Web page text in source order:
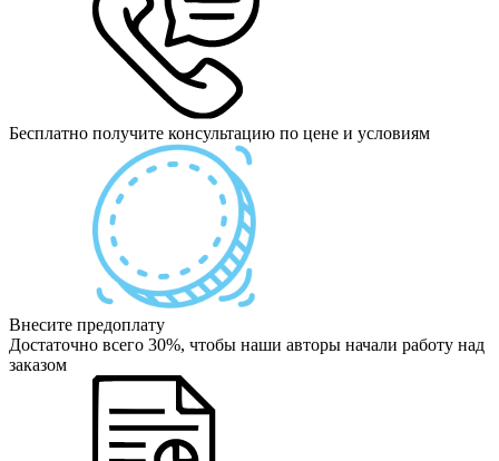
Бесплатно получите консультацию по цене и условиям
Внесите предоплату
Достаточно всего 30%, чтобы наши авторы начали работу над
заказом